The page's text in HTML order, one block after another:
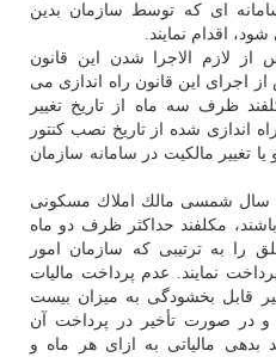
ای كه توسط سازمان بدین
اقدام نمایند.
لازم الاجرا شدن این قانون
اجرای این قانون راه اندازی می
ظرف سه ماه از تاریخ تغییر
اندازی شده از تاریخ نصب كنتور
تغییر مالكیت در سامانه سازمان
سال شمسی مالك املاك مسكونی
مكلفند حداكثر ظرف دو ماه
را به ترتیبی كه سازمان امور
نمایند. عدم پرداخت مالیات
قابل بخشودگی به میزان بیست
و در صورت تأخیر در پرداخت آن
مالیاتی به ازای هر ماه و